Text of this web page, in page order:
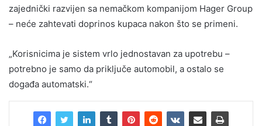
zajednički razvijen sa nemačkom kompanijom Hager Group
– neće zahtevati doprinos kupaca nakon što se primeni.
„Korisnicima je sistem vrlo jednostavan za upotrebu –
potrebno je samo da priključe automobil, a ostalo se
događa automatski.“